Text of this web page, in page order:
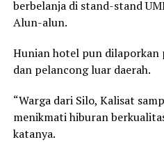
berbelanja di stand-stand
Alun-alun.
Hunian hotel pun dilaporkan
dan pelancong luar daerah.
“Warga dari Silo, Kalisat
menikmati hiburan
katanya.